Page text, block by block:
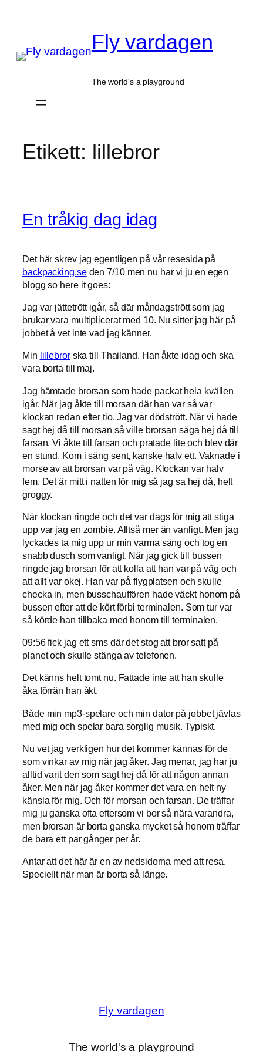
Fly vardagen
The world's a playground
Etikett: lillebror
En tråkig dag idag
Det här skrev jag egentligen på vår resesida på
backpacking.seden 7/10 men nu har vi ju en egen
blogg so here it goes:
Jag var jättetrött igår, så där måndagstrött som jag
brukar vara multiplicerat med 10. Nu sitter jag här på
jobbet å vet inte vad jag känner.
Min lillebrorska till Thailand. Han åkte idag och ska
vara borta till maj.
Jag hämtade brorsan som hade packat hela kvällen
igår. När jag åkte till morsan där han var så var
klockan redan efter tio. Jag var dödstrött. När vi hade
sagt hej då till morsan så ville brorsan säga hej då till
farsan. Vi åkte till farsan och pratade lite och blev där
en stund. Kom i säng sent, kanske halv ett. Vaknade i
morse av att brorsan var på väg. Klockan var halv
fem. Det är mitt i natten för mig så jag sa hej då, helt
groggy.
När klockan ringde och det var dags för mig att stiga
upp var jag en zombie. Alltså mer än vanligt. Men jag
lyckades ta mig upp ur min varma säng och tog en
snabb dusch som vanligt. När jag gick till bussen
ringde jag brorsan för att kolla att han var på väg och
att allt var okej. Han var på flygplatsen och skulle
checka in, men busschauffören hade väckt honom på
bussen efter att de kört förbi terminalen. Som tur var
så körde han tillbaka med honom till terminalen.
09:56 fick jag ett sms där det stog att bror satt på
planet och skulle stänga av telefonen.
Det känns helt tomt nu. Fattade inte att han skulle
åka förrän han åkt.
Både min mp3-spelare och min dator på jobbet jävlas
med mig och spelar bara sorglig musik. Typiskt.
Nu vet jag verkligen hur det kommer kännas för de
som vinkar av mig när jag åker. Jag menar, jag har ju
alltid varit den som sagt hej då för att någon annan
åker. Men när jag åker kommer det vara en helt ny
känsla för mig. Och för morsan och farsan. De träffar
mig ju ganska ofta eftersom vi bor så nära varandra,
men brorsan är borta ganska mycket så honom träffar
de bara ett par gånger per år.
Antar att det här är en av nedsidorna med att resa.
Speciellt när man är borta så länge.
Fly vardagen
The world's a playground